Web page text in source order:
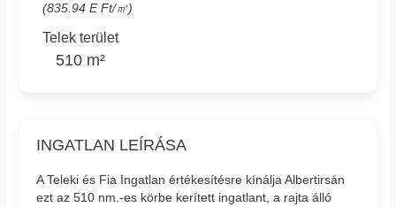
(835.94 E Ft/㎡)
Telek terület
510 m²
INGATLAN LEÍRÁSA
A Teleki és Fia Ingatlan értékesítésre kínálja Albertirsán
ezt az 510 nm.-es körbe kerített ingatlant, a rajta álló